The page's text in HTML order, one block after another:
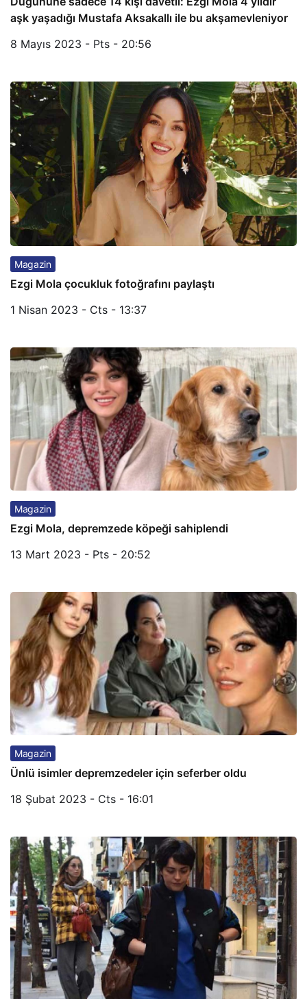
aşk yaşadığı Mustafa Aksakallı ile bu akşamevleniyor
8 Mayıs 2023 - Pts - 20:56
Magazin
Ezgi Mola çocukluk fotoğrafını paylaştı
1 Nisan 2023 - Cts - 13:37
Magazin
Ezgi Mola, depremzede köpeği sahiplendi
13 Mart 2023 - Pts - 20:52
Magazin
Ünlü isimler depremzedeler için seferber oldu
18 Şubat 2023 - Cts - 16:01